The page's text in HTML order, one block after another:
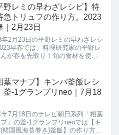
スパラガスと鶏肉のめんつゆバタ
め】作り方を教えてくれた...
野レミの早わざレシピ】特
急トリュフの作り方。2023
｜2月23日
年2月23日の平野レミの早わざレシ
早春では、料理研究家の平野レ
んが春を先取り！旬の食材を使用
。今回もインパクト抜群！限りな
を省いた平野レミ...
葉マナブ】キンパ釜飯レシ
釜-1グランプリneo｜7月18
年7月18日のテレビ朝日系列「相葉
」の釜-1グランプリneoでは【キ
韓国風海苔巻き)釜飯】の作り方を